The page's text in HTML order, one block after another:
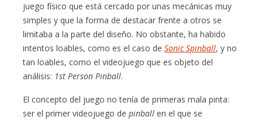
juego físico que está cercado por unas mecánicas muy
simples y que la forma de destacar frente a otros se
limitaba a la parte del diseño. No obstante, ha habido
intentos loables, como es el caso deSonic Spinball, y no
tan loables, como el videojuego que es objeto del
análisis: 1st Person Pinball.
El concepto del juego no tenía de primeras mala pinta:
ser el primer videojuego depinball en el que se